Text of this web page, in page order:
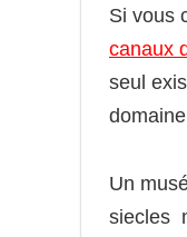
Si vous
canaux
seul
Un
siecles